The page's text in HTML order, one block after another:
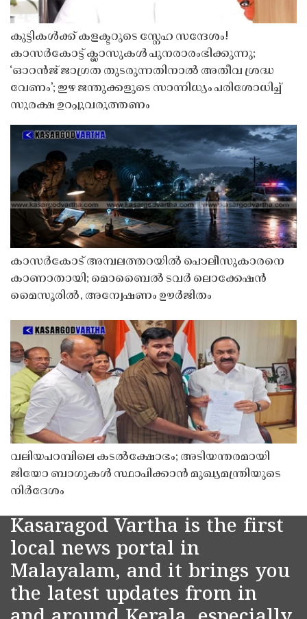
കുട്ടികൾക്ക് കളക്ടറുടെ സ്നേഹ സന്ദേശം!
കാസർകോട്ട് ക്ലാസുകൾ പുനരാരംഭിക്കുന്നു;
‘ഓറൻജ് ജാഗ്രത തുടരുന്നതിനാൽ അതീവ ശ്രദ്ധ
വേണം’; ഇഴ ജന്തുക്കളുടെ സാന്നിധ്യം പരിശോധിച്ച്
സുരക്ഷ ഉറപ്പുവരുത്തണം
കാസർകോട് അമ്പലത്തറയിൽ പൊലീസുകാരനെ
കാണാതായി; മൊബൈൽ ടവർ ലൊക്കേഷൻ
മൈസൂരിൽ, അന്വേഷണം ഊർജിതം
വലിയപറമ്പിലെ കടൽക്ഷോഭം; അടിയന്തരമായി
ജിയോ ബാഗുകൾ സ്ഥാപിക്കാൻ മുഖ്യമന്ത്രിയുടെ
നിർദേശം
Kasaragod Vartha is the first
local news portal in
Malayalam, and it brings you
the latest updates from in